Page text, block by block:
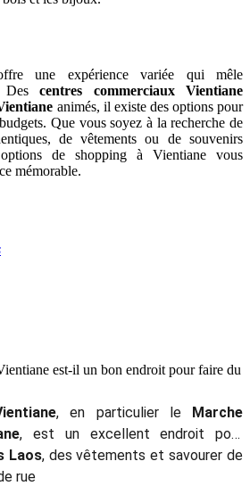
une expérience variée qui mêle
Descentres commerciaux Vientiane
animés, il existe des options pour
Que vous soyez à la recherche de
de vêtements ou de souvenirs
de shopping à Vientiane vous
mémorable.
est-il un bon endroit pour faire du
, en particulier le Marche
, est un excellent endroit pour
Laos, des vêtements et savourer de
rue